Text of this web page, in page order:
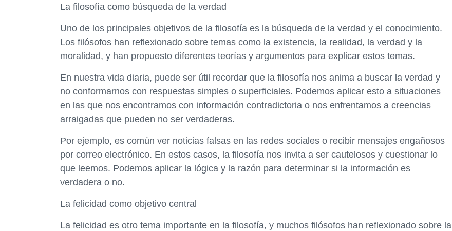
La filosofía como búsqueda de la verdad
Uno de los principales objetivos de la filosofía es la búsqueda de la verdad y el conocimiento.
Los filósofos han reflexionado sobre temas como la existencia, la realidad, la verdad y la
moralidad, y han propuesto diferentes teorías y argumentos para explicar estos temas.
En nuestra vida diaria, puede ser útil recordar que la filosofía nos anima a buscar la verdad y
no conformarnos con respuestas simples o superficiales. Podemos aplicar esto a situaciones
en las que nos encontramos con información contradictoria o nos enfrentamos a creencias
arraigadas que pueden no ser verdaderas.
Por ejemplo, es común ver noticias falsas en las redes sociales o recibir mensajes engañosos
por correo electrónico. En estos casos, la filosofía nos invita a ser cautelosos y cuestionar lo
que leemos. Podemos aplicar la lógica y la razón para determinar si la información es
verdadera o no.
La felicidad como objetivo central
La felicidad es otro tema importante en la filosofía, y muchos filósofos han reflexionado sobre la